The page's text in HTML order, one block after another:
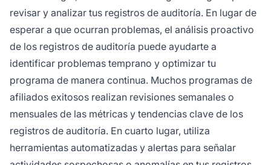
revisar y analizar tus registros de auditoría. En lugar de
esperar a que ocurran problemas, el análisis proactivo
de los registros de auditoría puede ayudarte a
identificar problemas temprano y optimizar tu
programa de manera continua. Muchos programas de
afiliados exitosos realizan revisiones semanales o
mensuales de las métricas y tendencias clave de los
registros de auditoría. En cuarto lugar, utiliza
herramientas automatizadas y alertas para señalar